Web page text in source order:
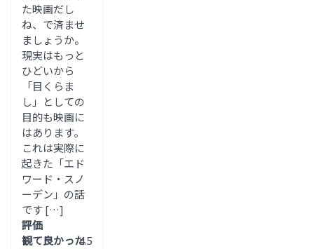
た映画だし
ね、で済ませ
ましょうか。
現実はもっと
ひどいから
「目くらま
し」としての
目的も映画に
はあります。
これは実際に
起きた「エド
ワード・スノ
ーデン」の話
です […]
評価
観て良かった4.5